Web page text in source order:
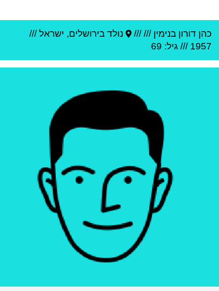
כהן דורון בנימין ///
/// נולד בירושלים, ישראל///
1957 /// גיל: 69